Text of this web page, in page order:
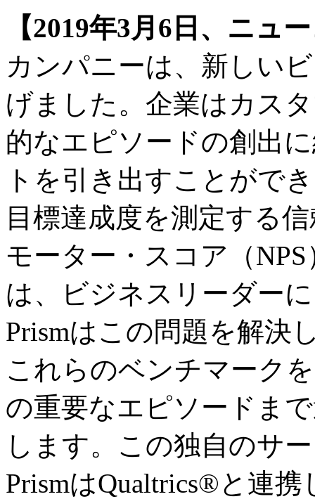
【2019年3月6日、ニュ
カンパニーは、新しい
げました。企業はカス
的なエピソードの創出
トを引き出すことがで
目標達成度を測定する
モーター・スコア（
は、ビジネスリーダー
Prismはこの問題を解決
これらのベンチマーク
の重要なエピソードま
します。この独自のサ
PrismはQualtrics®と連